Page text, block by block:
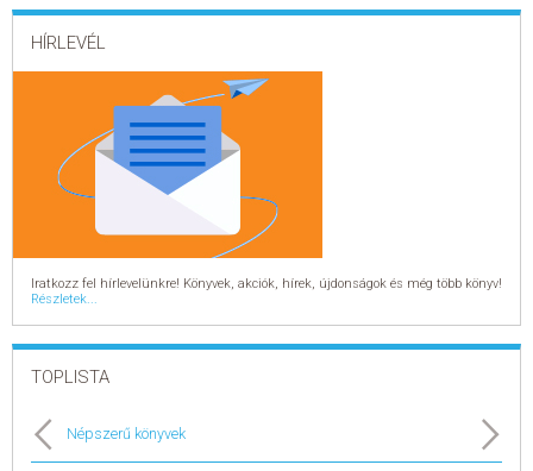
HÍRLEVÉL
Iratkozz fel hírlevelünkre! Könyvek, akciók, hírek, újdonságok és még több könyv!
Részletek...
TOPLISTA
Népszerű könyvek